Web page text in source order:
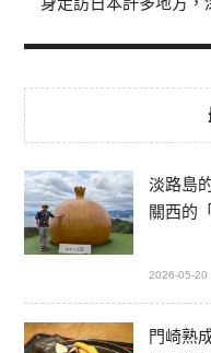
淡路島
關西的
2026-05-20
門崎熟